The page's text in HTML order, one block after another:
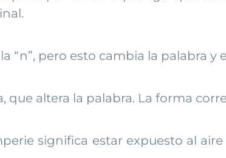
“n”, pero esto cambia la palabra y
altera la palabra. La forma
significa estar expuesto al